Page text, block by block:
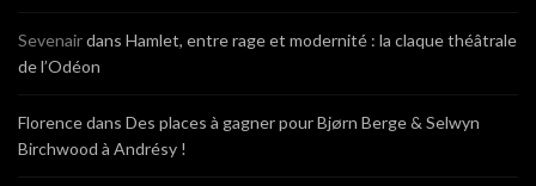
Sevenairdans Hamlet, entre rage et modernité : la claque théâtrale
de l’Odéon
Florencedans Des places à gagner pour Bjørn Berge & Selwyn
Birchwood à Andrésy !